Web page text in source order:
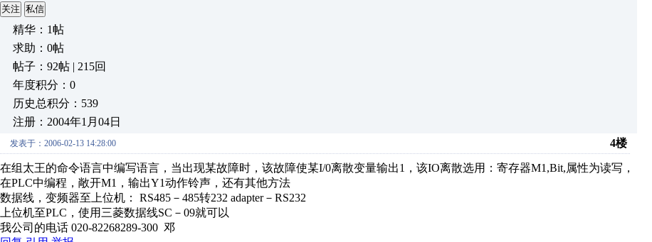
关注 私信
精华：1帖
求助：0帖
帖子：92帖 | 215回
年度积分：0
历史总积分：539
注册：2004年1月04日
发表于：2006-02-13 14:28:00 4楼
在组太王的命令语言中编写语言，当出现某故障时，该故障使某I/0离散变量输出1，该IO离散选用：寄存器M1,Bit,属性为读写，
在PLC中编程，敞开M1，输出Y1动作铃声，还有其他方法
数据线，变频器至上位机： RS485－485转232 adapter－RS232
上位机至PLC，使用三菱数据线SC－09就可以
我公司的电话 020-82268289-300 邓